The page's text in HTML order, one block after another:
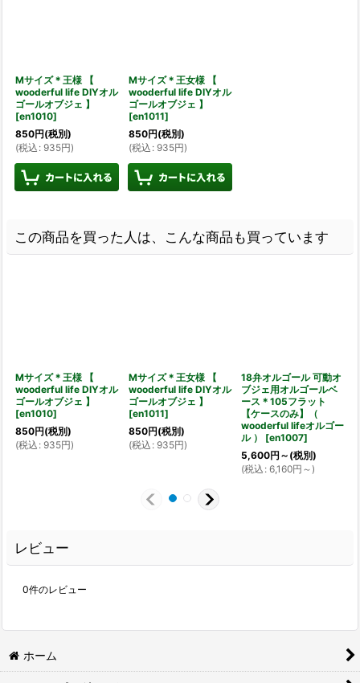
Mサイズ＊王様 【
wooderful life DIYオル
ゴールオブジェ 】
[en1010]
850円(税別)
(税込 : 935円)
Mサイズ＊王女様 【
wooderful life DIYオル
ゴールオブジェ 】
[en1011]
850円(税別)
(税込 : 935円)
この商品を買った人は、こんな商品も買っています
Mサイズ＊王様 【
wooderful life DIYオル
ゴールオブジェ 】
[en1010]
850円(税別)
(税込 : 935円)
Mサイズ＊王女様 【
wooderful life DIYオル
ゴールオブジェ 】
[en1011]
850円(税別)
(税込 : 935円)
18弁オルゴール 可動オ
ブジェ用オルゴールベ
ース＊105フラット
【ケースのみ】（
wooderful lifeオルゴー
ル ）
[en1007]
5,600円 ～ (税別)
(税込 : 6,160円 ～)
レビュー
0件のレビュー
ホーム